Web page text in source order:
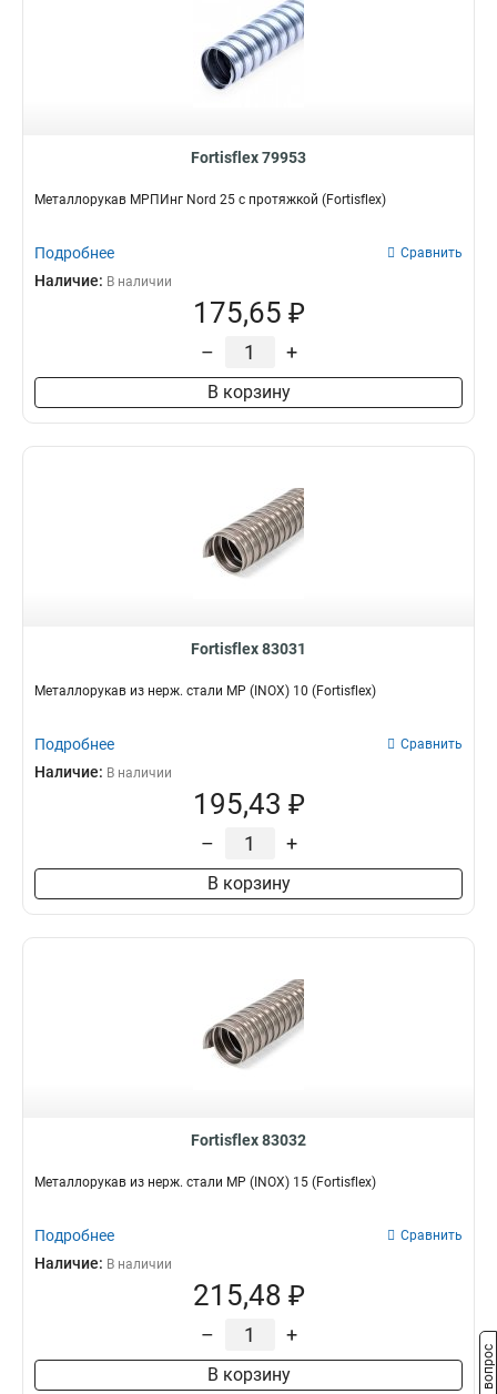
Fortisflex 79953
Металлорукав МРПИнг Nord 25 с протяжкой (Fortisflex)
Подробнее Сравнить
Наличие: В наличии
175,65 ₽
– +
В корзину
Fortisflex 83031
Металлорукав из нерж. стали МР (INOX) 10 (Fortisflex)
Подробнее Сравнить
Наличие: В наличии
195,43 ₽
– +
В корзину
Fortisflex 83032
Металлорукав из нерж. стали МР (INOX) 15 (Fortisflex)
Подробнее Сравнить
Наличие: В наличии
215,48 ₽
– +
В корзину